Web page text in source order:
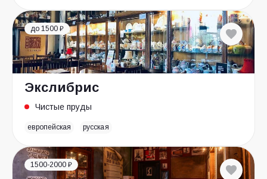
до 1500 ₽
Экслибрис
Чистые пруды
европейская русская
1500-2000 ₽